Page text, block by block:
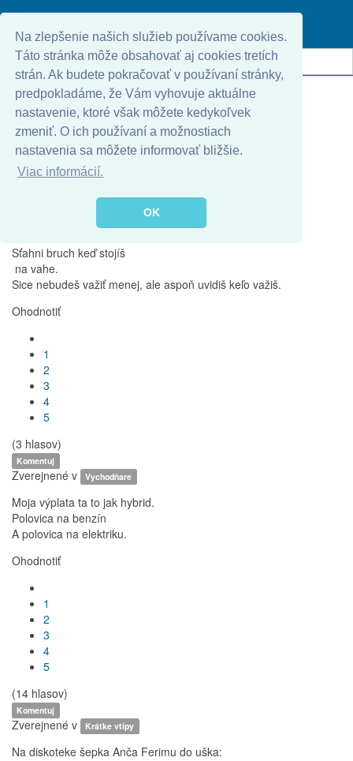
Na zlepšenie našich služieb používame cookies.
Táto stránka môže obsahovať aj cookies tretích
strán. Ak budete pokračovať v používaní stránky,
predpokladáme, že Vám vyhovuje aktuálne
nastavenie, ktoré však môžete kedykoľvek
zmeniť. O ich používaní a možnostiach
nastavenia sa môžete informovať bližšie.
Viac informácií.
OK
Kým som nemal psa, vôbec som netušil, čo všetko na svete sa dá
zjesť… ?
Ohodnotiť
2
3
4
5
Krátke vtipy
Sťahni bruch keď stojíš
na vahe.
Sice nebudeš važiť menej, ale aspoň uvidiš keľo važiš.
Ohodnotiť
1
2
3
4
5
(3 hlasov)
Komentuj
Zverejnené v Vychodňare
Moja výplata ta to jak hybrid.
Polovica na benzín
A polovica na elektriku.
Ohodnotiť
1
2
3
4
5
(14 hlasov)
Komentuj
Zverejnené v Krátke vtipy
Na diskoteke šepka Anča Ferimu do uška: